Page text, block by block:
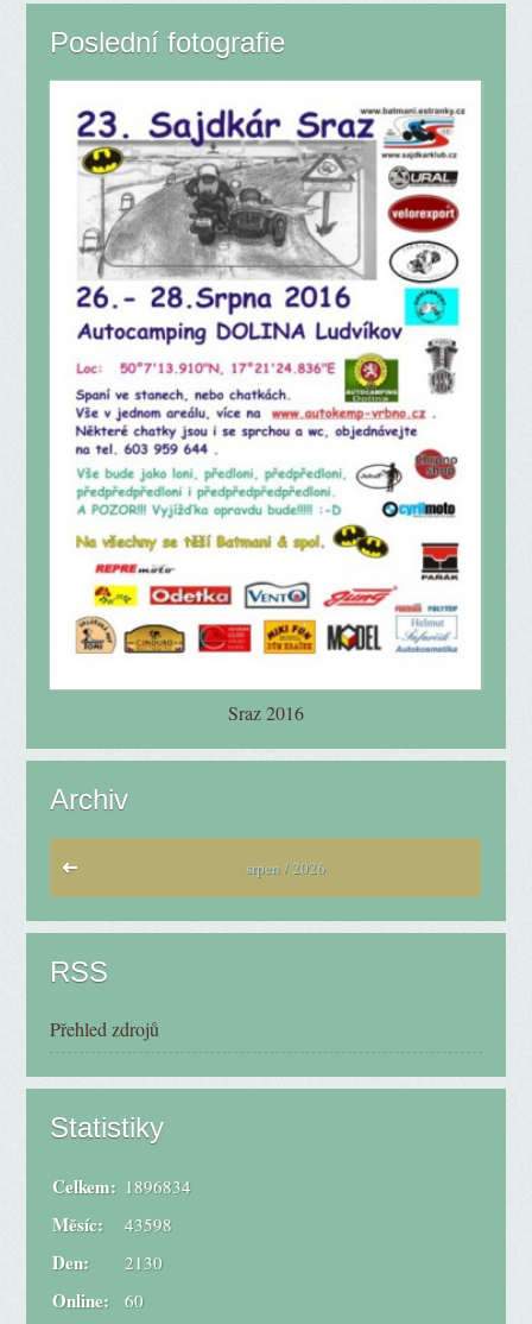
Poslední fotografie
Sraz 2016
Archiv
srpen / 2026
RSS
Přehled zdrojů
Statistiky
Online: 60
Celkem: 1896834
Měsíc: 43598
Den: 2130